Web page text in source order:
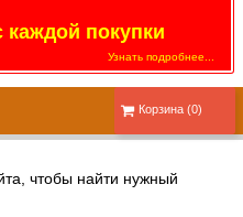
покупки
Узнать подробнее...
Корзина (0)
чтобы найти нужный